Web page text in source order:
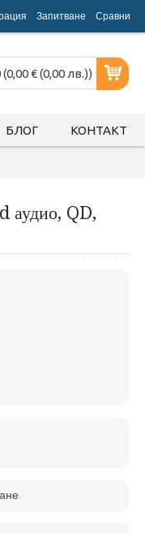
Запитване Срaвни
€ (0,00 лв.))
БЛОГ КОНТАКТ
аудио, QD,